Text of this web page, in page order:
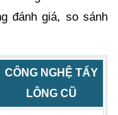
đánh giá, so sánh
CÔNG NGHỆ TẨY
LÔNG CŨ